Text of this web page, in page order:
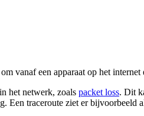
vanaf een apparaat op het internet
het netwerk, zoals packet loss. Dit
Een traceroute ziet er bijvoorbeeld